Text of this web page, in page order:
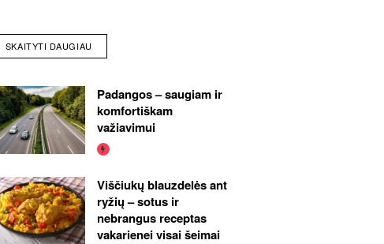
SKAITYTI DAUGIAU
Padangos – saugiam ir
komfortiškam
važiavimui
Viščiukų blauzdelės ant
ryžių – sotus ir
nebrangus receptas
vakarienei visai šeimai